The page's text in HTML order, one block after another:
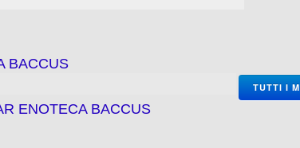
BACCUS
TUTTI I
ENOTECA BACCUS